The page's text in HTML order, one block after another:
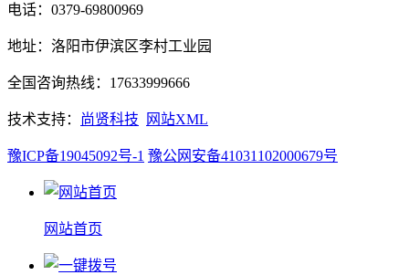
电话：0379-69800969
地址：洛阳市伊滨区李村工业园
全国咨询热线：17633999666
技术支持： 尚贤科技 网站XML
豫ICP备19045092号-1 豫公网安备41031102000679号
网站首页